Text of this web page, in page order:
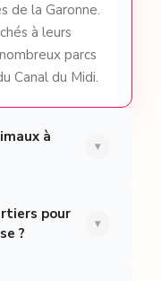
de la Garonne.
à leurs
parcs
Canal du Midi.
à
▾
pour
?
▾